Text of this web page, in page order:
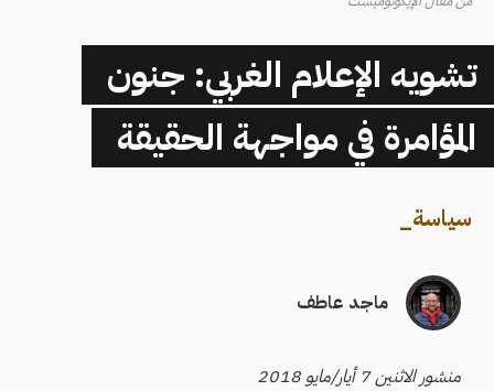
تشويه الإعلام الغربي: جنون
المؤامرة في مواجهة الحقيقة
سياسة_
ماجد عاطف
منشور الاثنين 7 أيار/مايو 2018